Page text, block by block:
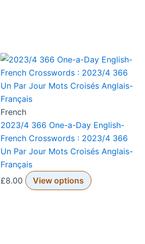
French
2023/4 366 One-a-Day English-
French Crosswords : 2023/4 366
Un Par Jour Mots Croisés Anglais-
Français
£8.00 View options